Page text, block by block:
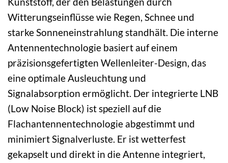
Witterungseinflüsse wie Regen, Schnee und
starke Sonneneinstrahlung standhält. Die interne
Antennentechnologie basiert auf einem
präzisionsgefertigten Wellenleiter-Design, das
eine optimale Ausleuchtung und
Signalabsorption ermöglicht. Der integrierte LNB
(Low Noise Block) ist speziell auf die
Flachantennentechnologie abgestimmt und
minimiert Signalverluste. Er ist wetterfest
gekapselt und direkt in die Antenne integriert,